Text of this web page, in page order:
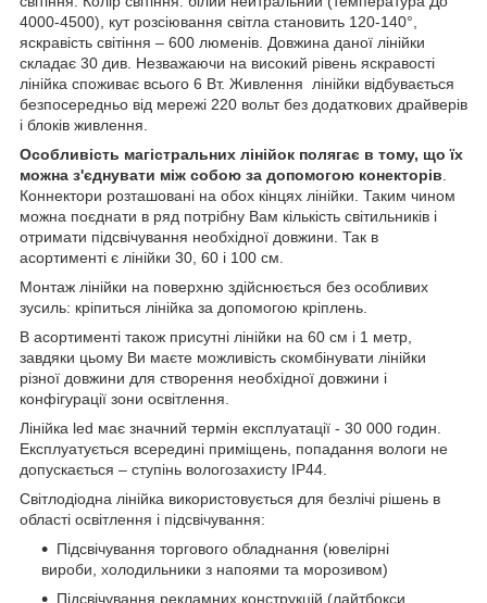
4000-4500), кут розсіювання світла становить 120-140°,
яскравість світіння – 600 люменів. Довжина даної лінійки
складає 30 див. Незважаючи на високий рівень яскравості
лінійка споживає всього 6 Вт. Живлення лінійки відбувається
безпосередньо від мережі 220 вольт без додаткових драйверів
і блоків живлення.
Особливість магістральних лінійок полягає в тому, що їх
можна з'єднувати між собою за допомогою конекторів
Коннектори розташовані на обох кінцях лінійки. Таким чином
можна поєднати в ряд потрібну Вам кількість світильників і
отримати підсвічування необхідної довжини. Так в
асортименті є лінійки 30, 60 і 100 см.
Монтаж лінійки на поверхню здійснюється без особливих
зусиль: кріпиться лінійка за допомогою кріплень.
В асортименті також присутні лінійки на 60 см і 1 метр,
завдяки цьому Ви маєте можливість скомбінувати лінійки
різної довжини для створення необхідної довжини і
конфігурації зони освітлення.
Лінійка led має значний термін експлуатації - 30 000 годин.
Експлуатується всередині приміщень, попадання вологи не
допускається – ступінь вологозахисту IP44.
Світлодіодна лінійка використовується для безлічі рішень в
області освітлення і підсвічування:
Підсвічування торгового обладнання (ювелірні
вироби, холодильники з напоями та морозивом)
Підсвічування рекламних конструкцій (лайтбокси,